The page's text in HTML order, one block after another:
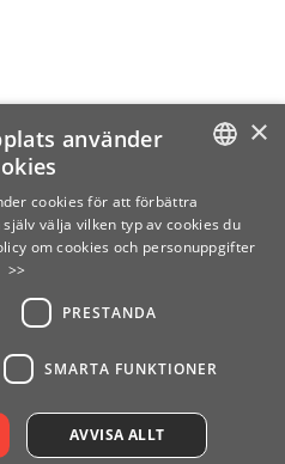
SWEDISH
×
använder
cookies för att förbättra
välja vilken typ av cookies du
om cookies och personuppgifter
>>
PRESTANDA
SMARTA FUNKTIONER
AVVISA ALLT